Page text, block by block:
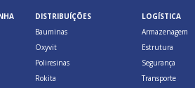
DISTRIBUÍÇÕES
Bauminas
Oxyvit
Poliresinas
Rokita
LOGÍSTICA
Armazenagem
Estrutura
Segurança
Transporte